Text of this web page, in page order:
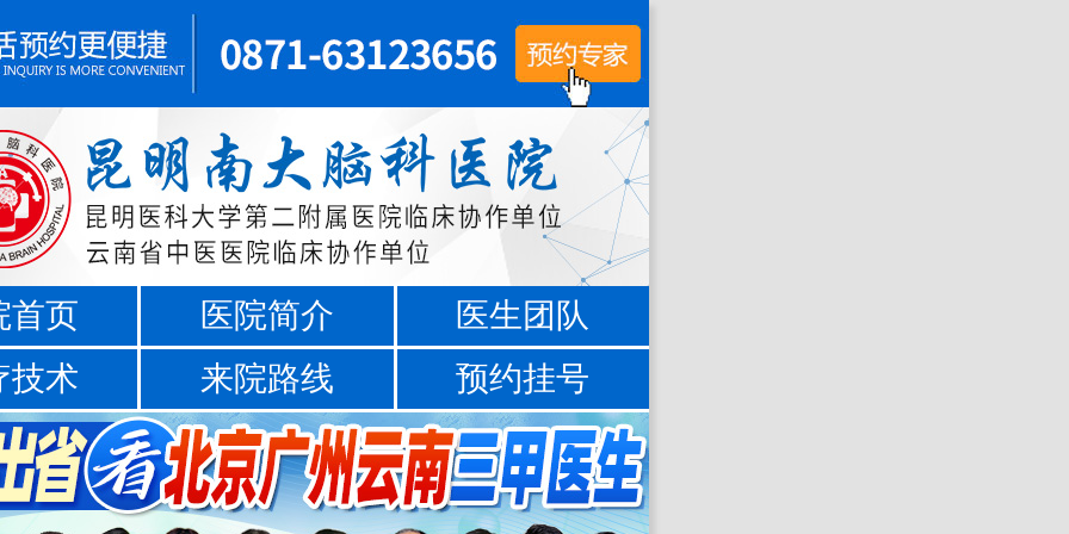
首页 医院简介
医生团队
技术
来院路线 预约挂号